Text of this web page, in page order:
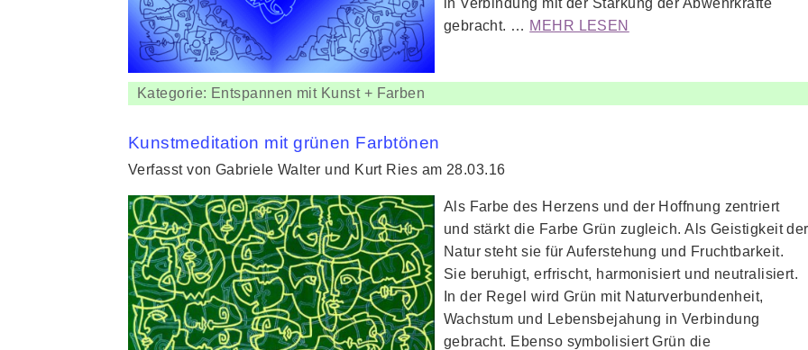
in Verbindung mit der Stärkung der Abwehrkräfte
gebracht. … MEHR LESEN
Kategorie: Entspannen mit Kunst + Farben
Kunstmeditation mit grünen Farbtönen
Verfasst von Gabriele Walter und Kurt Ries am 28.03.16
Als Farbe des Herzens und der Hoffnung zentriert
und stärkt die Farbe Grün zugleich. Als Geistigkeit der
Natur steht sie für Auferstehung und Fruchtbarkeit.
Sie beruhigt, erfrischt, harmonisiert und neutralisiert.
In der Regel wird Grün mit Naturverbundenheit,
Wachstum und Lebensbejahung in Verbindung
gebracht. Ebenso symbolisiert Grün die